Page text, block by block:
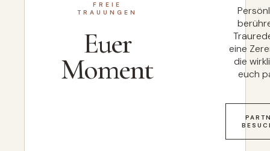
FREIE
TRAUUNGEN
Euer
Moment
eine
die
euch